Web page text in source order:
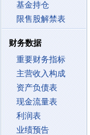
基金持仓
限售股解禁表
财务数据
重要财务指标
主营收入构成
资产负债表
现金流量表
利润表
业绩预告